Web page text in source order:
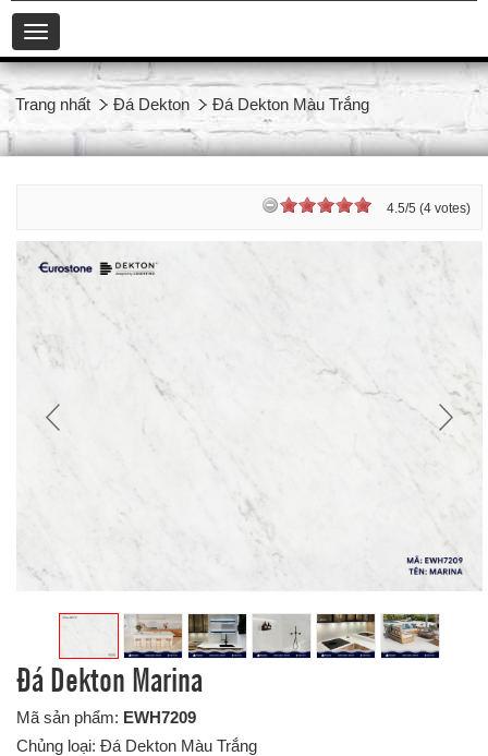
Toggle
navigation
Trang nhất Đá Dekton Đá Dekton Màu Trắng
4.5/5 (4 votes)
Đá Dekton Marina
Mã sản phẩm: EWH7209
Chủng loại: Đá Dekton Màu Trắng